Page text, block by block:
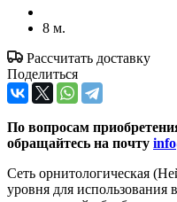
8 м.
Рассчитать доставку
Поделиться
По вопросам
обращайтесь на почту
Сеть орнитологическая
уровня для использования